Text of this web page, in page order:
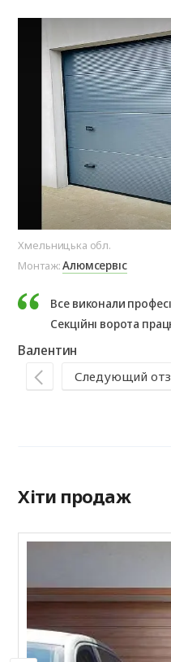
Хмельницька обл.
Монтаж:Алюмсервіс
Все виконали
Секційні ворота
рекомендуємо!
Валентин
Следующий
Хіти продаж